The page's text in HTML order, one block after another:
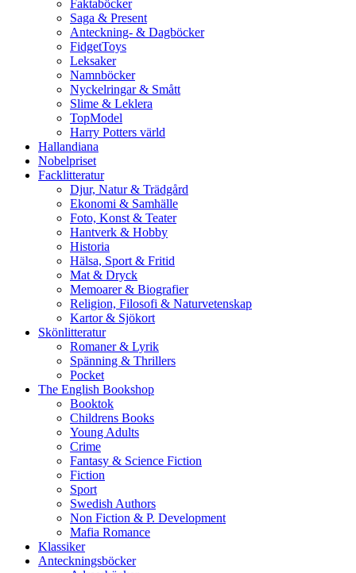
Faktaböcker
Saga & Present
Anteckning- & Dagböcker
FidgetToys
Leksaker
Namnböcker
Nyckelringar & Smått
Slime & Leklera
TopModel
Harry Potters värld
Hallandiana
Nobelpriset
Facklitteratur
Djur, Natur & Trädgård
Ekonomi & Samhälle
Foto, Konst & Teater
Hantverk & Hobby
Historia
Hälsa, Sport & Fritid
Mat & Dryck
Memoarer & Biografier
Religion, Filosofi & Naturvetenskap
Kartor & Sjökort
Skönlitteratur
Romaner & Lyrik
Spänning & Thrillers
Pocket
The English Bookshop
Booktok
Childrens Books
Young Adults
Crime
Fantasy & Science Fiction
Fiction
Sport
Swedish Authors
Non Fiction & P. Development
Mafia Romance
Klassiker
Anteckningsböcker